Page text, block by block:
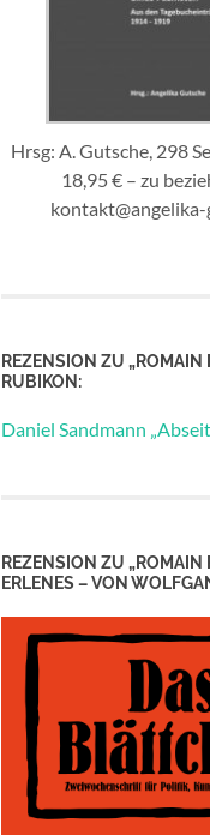
Hrsg: A. Gutsche, 298
18,95 € – zu
REZENSION ZU „ROMAIN
RUBIKON:
Daniel Sandmann
REZENSION ZU „ROMAIN
ERLENES – VON